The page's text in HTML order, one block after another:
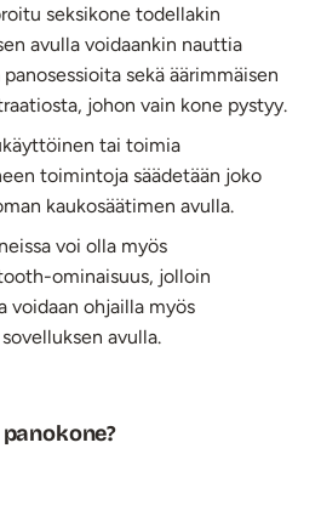
seksikone todellakin
avulla voidaankin nauttia
sekä äärimmäisen
johon vain kone pystyy.
tai toimia
toimintoja säädetään joko
kaukosäätimen avulla.
voi olla myös
ominaisuus, jolloin
voidaan ohjailla myös
avulla.